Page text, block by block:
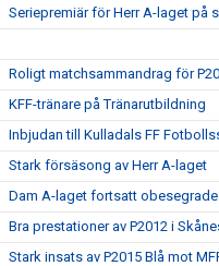
Seriepremiär för Herr A-laget på
Roligt matchsammandrag för
KFF-tränare på Tränarutbildning
Inbjudan till Kulladals FF
Stark försäsong av Herr A-laget
Dam A-laget fortsatt obesegrade
Bra prestationer av P2012 i
Stark insats av P2015 Blå mot